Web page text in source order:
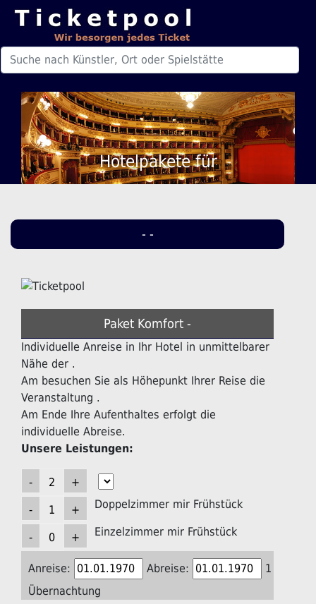
Hotelpakete für
- -
Paket Komfort -
Individuelle Anreise in Ihr Hotel in unmittelbarer
Nähe der .
Am besuchen Sie als Höhepunkt Ihrer Reise die
Veranstaltung .
Am Ende Ihre Aufenthaltes erfolgt die
individuelle Abreise.
Unsere Leistungen:
Doppelzimmer mir Frühstück
Einzelzimmer mir Frühstück
Anreise: Abreise:
1
Übernachtung